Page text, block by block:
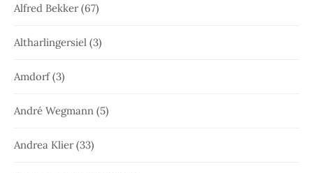
Alfred Bekker(67)
Altharlingersiel (3)
Amdorf(3)
André Wegmann (5)
Andrea Klier(33)